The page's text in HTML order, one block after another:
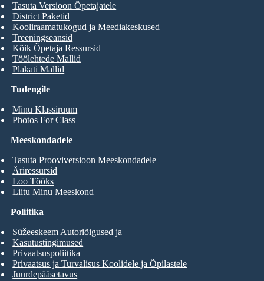
Tudengile
Minu Klassiruum
Photos For Class
Tasuta Versioon Õpetajatele
District Paketid
Kooliraamatukogud ja Meediakeskused
Treeningseansid
Kõik Õpetaja Ressursid
Töölehtede Mallid
Plakati Mallid
Meeskondadele
Tasuta Prooviversioon Meeskondadele
Äriressursid
Loo Tööks
Liitu Minu Meeskond
Poliitika
Süžeeskeem Autoriõigused ja
Kasutustingimused
Privaatsuspoliitika
Privaatsus ja Turvalisus Koolidele ja Õpilastele
Juurdepääsetavus